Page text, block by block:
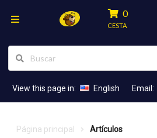
0
CESTA
View this page in: English Email:
Página principal Artículos